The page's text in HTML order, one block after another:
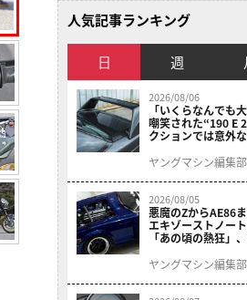
人気記事ランキング
日 週
2026/08/06
「いくらなんでも
嘲笑された“190 E
クションでは意外
ヤングマシン編集
2026/08/05
悪魔のZからAE86
エキゾーストノー
「あの頃の熱狂」
結！
ヤングマシン編集部